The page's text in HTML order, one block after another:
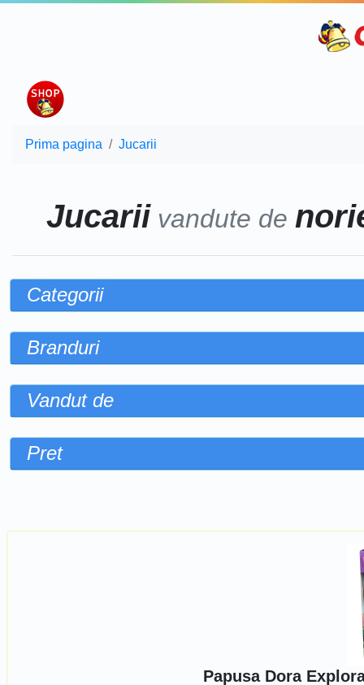
Prima pagina Jucarii
Jucariivandute de
Categorii
Branduri
Vandut de
Pret
Papusa Dora